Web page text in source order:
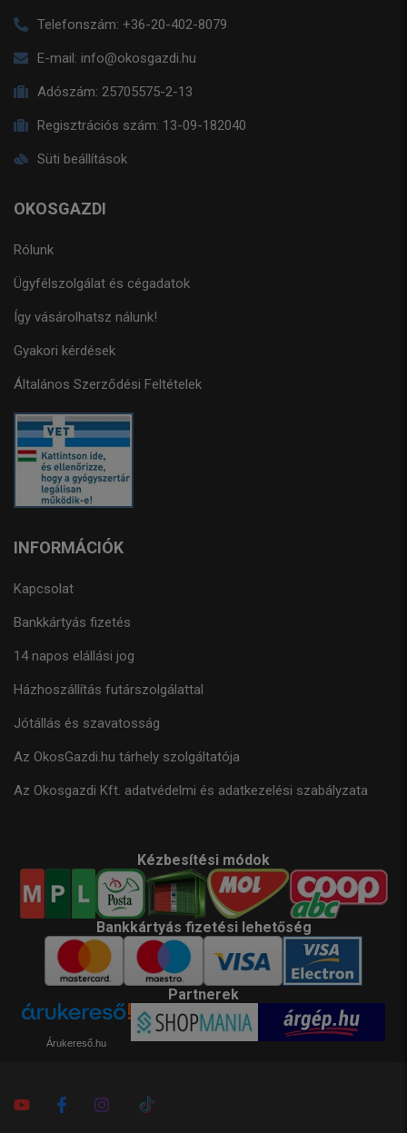
Telefonszám: +36-20-402-8079
E-mail: info@okosgazdi.hu
Adószám: 25705575-2-13
Regisztrációs szám: 13-09-182040
Süti beállítások
OKOSGAZDI
Rólunk
Ügyfélszolgálat és cégadatok
Így vásárolhatsz nálunk!
Gyakori kérdések
Általános Szerződési Feltételek
INFORMÁCIÓK
Kapcsolat
Bankkártyás fizetés
14 napos elállási jog
Házhoszállítás futárszolgálattal
Jótállás és szavatosság
Az OkosGazdi.hu tárhely szolgáltatója
Az Okosgazdi Kft. adatvédelmi és adatkezelési szabályzata
Kézbesítési módok
Bankkártyás fizetési lehetőség
Partnerek
Árukereső.hu